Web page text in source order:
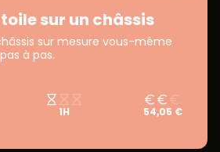
sur un châssis
sur mesure vous-même
à pas.
1H 54,05 €